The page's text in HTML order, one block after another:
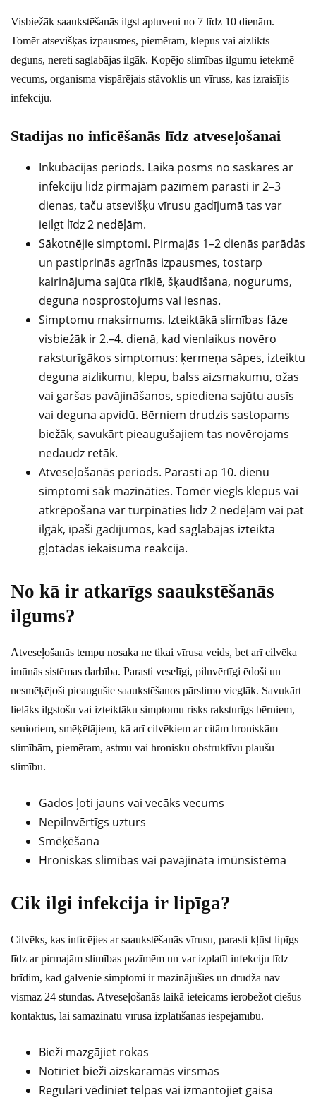
Visbiežāk saaukstēšanās ilgst aptuveni no 7 līdz 10 dienām.
Tomēr atsevišķas izpausmes, piemēram, klepus vai aizlikts
deguns, nereti saglabājas ilgāk. Kopējo slimības ilgumu ietekmē
vecums, organisma vispārējais stāvoklis un vīruss, kas izraisījis
infekciju.
Stadijas no inficēšanās līdz atveseļošanai
Inkubācijas periods. Laika posms no saskares ar
infekciju līdz pirmajām pazīmēm parasti ir 2–3
dienas, taču atsevišķu vīrusu gadījumā tas var
ieilgt līdz 2 nedēļām.
Sākotnējie simptomi. Pirmajās 1–2 dienās parādās
un pastiprinās agrīnās izpausmes, tostarp
kairinājuma sajūta rīklē, šķaudīšana, nogurums,
deguna nosprostojums vai iesnas.
Simptomu maksimums. Izteiktākā slimības fāze
visbiežāk ir 2.–4. dienā, kad vienlaikus novēro
raksturīgākos simptomus: ķermeņa sāpes, izteiktu
deguna aizlikumu, klepu, balss aizsmakumu, ožas
vai garšas pavājināšanos, spiediena sajūtu ausīs
vai deguna apvidū. Bērniem drudzis sastopams
biežāk, savukārt pieaugušajiem tas novērojams
nedaudz retāk.
Atveseļošanās periods. Parasti ap 10. dienu
simptomi sāk mazināties. Tomēr viegls klepus vai
atkrēpošana var turpināties līdz 2 nedēļām vai pat
ilgāk, īpaši gadījumos, kad saglabājas izteikta
gļotādas iekaisuma reakcija.
No kā ir atkarīgs saaukstēšanās
ilgums?
Atveseļošanās tempu nosaka ne tikai vīrusa veids, bet arī cilvēka
imūnās sistēmas darbība. Parasti veselīgi, pilnvērtīgi ēdoši un
nesmēķējoši pieaugušie saaukstēšanos pārslimo vieglāk. Savukārt
lielāks ilgstošu vai izteiktāku simptomu risks raksturīgs bērniem,
senioriem, smēķētājiem, kā arī cilvēkiem ar citām hroniskām
slimībām, piemēram, astmu vai hronisku obstruktīvu plaušu
slimību.
Gados ļoti jauns vai vecāks vecums
Nepilnvērtīgs uzturs
Smēķēšana
Hroniskas slimības vai pavājināta imūnsistēma
Cik ilgi infekcija ir lipīga?
Cilvēks, kas inficējies ar saaukstēšanās vīrusu, parasti kļūst lipīgs
līdz ar pirmajām slimības pazīmēm un var izplatīt infekciju līdz
brīdim, kad galvenie simptomi ir mazinājušies un drudža nav
vismaz 24 stundas. Atveseļošanās laikā ieteicams ierobežot ciešus
kontaktus, lai samazinātu vīrusa izplatīšanās iespējamību.
Bieži mazgājiet rokas
Notīriet bieži aizskaramās virsmas
Regulāri vēdiniet telpas vai izmantojiet gaisa